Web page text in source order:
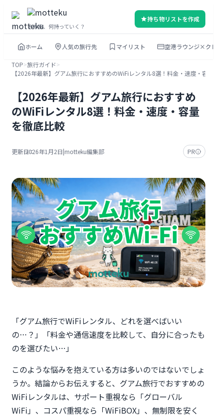
を
その旅、何持っていく？
持ち物リストを作成
ホーム 人気の旅行先 マイリスト 空港ラウンジ×ク
TOP>旅行ガイド>
【2026年最新】グアム旅行におすすめのWiFiレンタル8選！料金・速度・容量
【2026年最新】グアム旅行におすすめ
のWiFiレンタル8選！料金・速度・容量
を徹底比較
更新日：2026年1月2日|motteku編集部 PR
「グアム旅行でWiFiレンタル、どれを選べばいい
の…？」「料金や通信速度を比較して、自分に合ったも
のを選びたい…」
このような悩みを抱えている方は多いのではないでしょ
うか。結論からお伝えすると、グアム旅行でおすすめの
WiFiレンタルは、サポート重視なら「グローバル
WiFi」、コスパ重視なら「WiFiBOX」、無制限を安く